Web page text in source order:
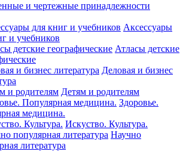
и чертежные принадлежности
Аксессуары
и учебников
Атласы детские
Деловая и бизнес
Детям и родителям
Здоровье.
медицина.
Искуство. Культура.
Научно
литература